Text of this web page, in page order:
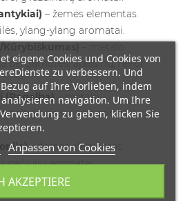
– žemės elementas.
ylang-ylang aromatai.
bergamotės, apelsinų, neroli
(Pagalba) – metalo
baltųjų gėlių, vetiverio
– žemės elementas.
pačiulių aromatai.
kvapams išdėstyti
eigene Cookies und Cookies von
zu verbessern. Und
auf Ihre Vorlieben, indem
navigation. Um Ihre
zu geben, klicken Sie
Anpassen von Cookies
AKZEPTIERE